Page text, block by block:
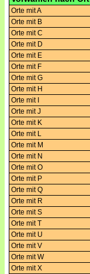
Orte mit A
Orte mit B
Orte mit C
Orte mit D
Orte mit E
Orte mit F
Orte mit G
Orte mit H
Orte mit I
Orte mit J
Orte mit K
Orte mit L
Orte mit M
Orte mit N
Orte mit O
Orte mit P
Orte mit Q
Orte mit R
Orte mit S
Orte mit T
Orte mit U
Orte mit V
Orte mit W
Orte mit X